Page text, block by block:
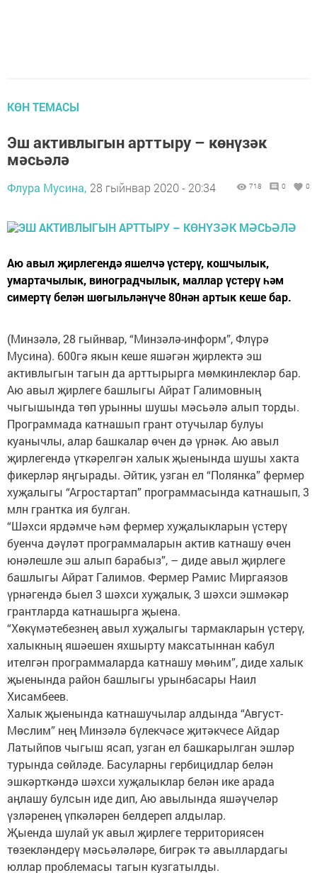
КӨН ТЕМАСЫ
Эш активлыгын арттыру – көнүзәк
мәсьәлә
Флура Мусина, 28 гыйнвар 2020 - 20:34 718 0 0
Аю авыл җирлегендә яшелчә үстерү, кошчылык,
умартачылык, виноградчылык, маллар үстерү һәм
симертү белән шөгыльләнүче 80нән артык кеше бар.
(Минзәлә, 28 гыйнвар, “Минзәлә-информ”, Флүрә
Мусина). 600гә якын кеше яшәгән җирлектә эш
активлыгын тагын да арттырырга мөмкинлекләр бар.
Аю авыл җирлеге башлыгы Айрат Галимовның
чыгышында төп урынны шушы мәсьәлә алып торды.
Программада катнашып грант отучылар булуы
куанычлы, алар башкалар өчен дә үрнәк. Аю авыл
җирлегендә үткәрелгән халык җыенында шушы хакта
фикерләр яңгырады. Әйтик, узган ел “Полянка” фермер
хуҗалыгы “Агростартап” программасында катнашып, 3
млн грантка ия булган.
“Шәхси ярдәмче һәм фермер хуҗалыкларын үстерү
буенча дәүләт программаларын актив катнашу өчен
юнәлешле эш алып барабыз”, – диде авыл җирлеге
башлыгы Айрат Галимов. Фермер Рамис Миргаязов
үрнәгендә быел 3 шәхси хуҗалык, 3 шәхси эшмәкәр
грантларда катнашырга җыена.
“Хөкүмәтебезнең авыл хуҗалыгы тармакларын үстерү,
халыкның яшәешен яхшырту максатыннан кабул
ителгән программаларда катнашу мөһим”, диде халык
җыенында район башлыгы урынбасары Наил
Хисамбеев.
Халык җыенында катнашучылар алдында “Август-
Мөслим” нең Минзәлә бүлекчәсе җитәкчесе Айдар
Латыйпов чыгыш ясап, узган ел башкарылган эшләр
турында сөйләде. Басуларны гербицидлар белән
эшкәрткәндә шәхси хуҗалыклар белән ике арада
аңлашу булсын иде дип, Аю авылында яшәүчеләр
үзләренең үпкәләрен белдереп алдылар.
Җыенда шулай ук авыл җирлеге территориясен
төзекләндерү мәсьәләләре, бигрәк тә авыллардагы
юллар проблемасы тагын кузгатылды.